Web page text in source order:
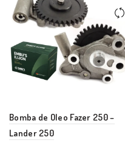
Bomba de Oleo Fazer 250 –
Lander 250